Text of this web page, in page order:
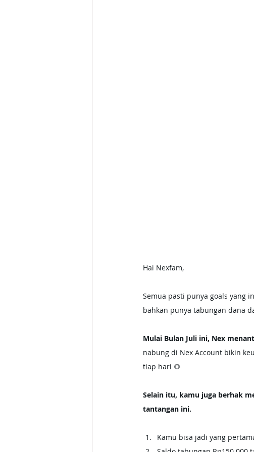
Hai Nexfam,
Semua pasti punya goals yang
bahkan punya tabungan dana
Mulai Bulan Juli ini, Nex
nabung di Nex Account bikin
tiap hari 🌻
Selain itu, kamu juga berhak
tantangan ini.
Kamu bisa jadi yang